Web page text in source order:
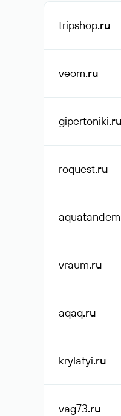
tripshop.ru
veom.ru
gipertoniki.ru
roquest.ru
aquatandem
vraum.ru
aqaq.ru
krylatyi.ru
vag73.ru